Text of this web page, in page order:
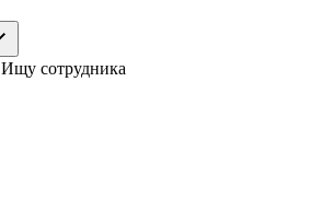
Ищу сотрудника